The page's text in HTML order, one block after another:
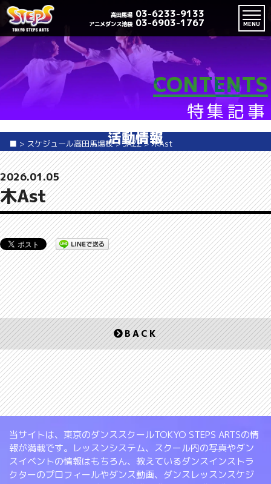
高田馬場 03-6233-9133
アニメダンス池袋 03-6903-1767 MENU
CONTENTS
特集記事
■ > スケジュール高田馬場校>JAZZ>木Ast
活動情報
2026.01.05
木Ast
BACK
当サイトは、東京のダンススクールTOKYO STEPS ARTSの情
報が満載です。レッスンシステム、スクール内の写真やダン
スイベントの情報はもちろん、教えているダンスインストラ
クターのプロフィールやダンス動画、ダンスレッスンスケジ